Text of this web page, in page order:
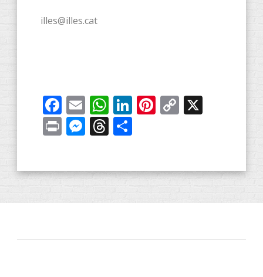
illes@illes.cat
Facebook
EmailWhatsApp
LinkedIn
Pinterest
Copy
PrintMessenger
Threads